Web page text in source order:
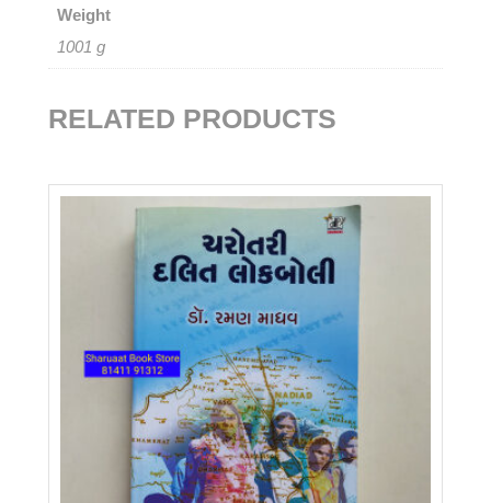
Weight
1001 g
RELATED PRODUCTS